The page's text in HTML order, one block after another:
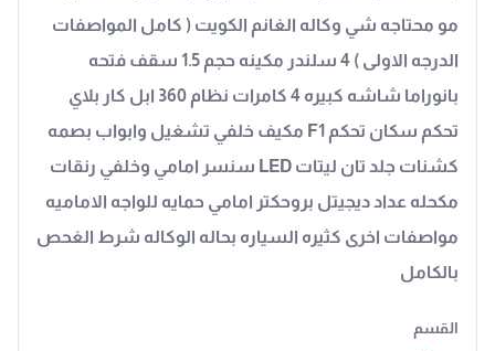
مو محتاجه شي وكاله الغانم الكويت ( كامل المواصفات
الدرجه الاولى ) 4 سلندر مكينه حجم 1.5 سقف فتحه
بانوراما شاشه كبيره 4 كامرات نظام 360 ابل كار بلاي
تحكم سكان تحكم F1 مكيف خلفي تشغيل وابواب بصمه
كشنات جلد تان ليتات LED سنسر امامي وخلفي رنقات
مكحله عداد ديجيتل بروحكتر امامي حمايه للواجه الاماميه
مواصفات اخرى كثيره السياره بحاله الوكاله شرط الغحص
بالكامل
القسم